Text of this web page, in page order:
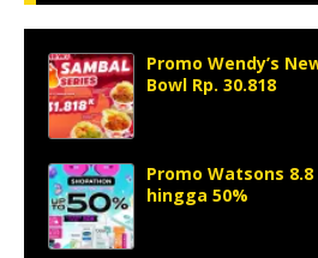
Promo Wendy’s
Bowl Rp. 30.818
Promo Watsons
hingga 50%